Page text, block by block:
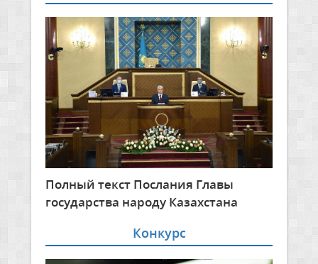
Полный текст Послания Главы
государства народу Казахстана
Конкурс